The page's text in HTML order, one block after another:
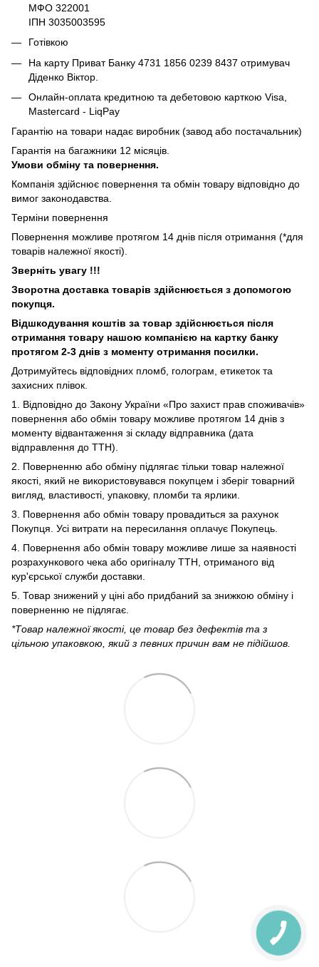
МФО 322001
ІПН 3035003595
Готівкою
На карту Приват Банку 4731 1856 0239 8437 отримувач
Діденко Віктор.
Онлайн-оплата кредитною та дебетовою карткою Visa,
Mastercard - LiqPay
Гарантію на товари надає виробник (завод або постачальник)
Гарантія на багажники 12 місяців.
Умови обміну та повернення.
Компанія здійснює повернення та обмін товару відповідно до
вимог законодавства.
Терміни повернення
Повернення можливе протягом 14 днів після отримання (*для
товарів належної якості).
Зверніть увагу !!!
Зворотна доставка товарів здійснюється з допомогою
покупця.
Відшкодування коштів за товар здійснюється після
отримання товару нашою компанією на картку банку
протягом 2-3 днів з моменту отримання посилки.
Дотримуйтесь відповідних пломб, голограм, етикеток та
захисних плівок.
1. Відповідно до Закону України «Про захист прав споживачів»
повернення або обмін товару можливе протягом 14 днів з
моменту відвантаження зі складу відправника (дата
відправлення до ТТН).
2. Поверненню або обміну підлягає тільки товар належної
якості, який не використовувався покупцем і зберіг товарний
вигляд, властивості, упаковку, пломби та ярлики.
3. Повернення або обмін товару провадиться за рахунок
Покупця. Усі витрати на пересилання оплачує Покупець.
4. Повернення або обмін товару можливе лише за наявності
розрахункового чека або оригіналу ТТН, отриманого від
кур'єрської служби доставки.
5. Товар знижений у ціні або придбаний за знижкою обміну і
поверненню не підлягає.
*Товар належної якості, це товар без дефектів та з
цільною упаковкою, який з певних причин вам не підійшов.